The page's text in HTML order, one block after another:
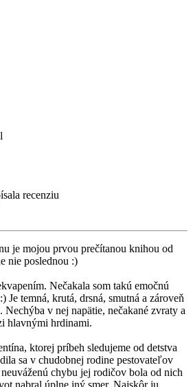
recenziu
je mojou prvou prečítanou knihou od
nie poslednou :)
Nečakala som takú emočnú
Je temná, krutá, drsná, smutná a zároveň
Nechýba v nej napätie, nečakané zvraty a
hlavnými hrdinami.
ktorej príbeh sledujeme od detstva
sa v chudobnej rodine pestovateľov
chybu jej rodičov bola od nich